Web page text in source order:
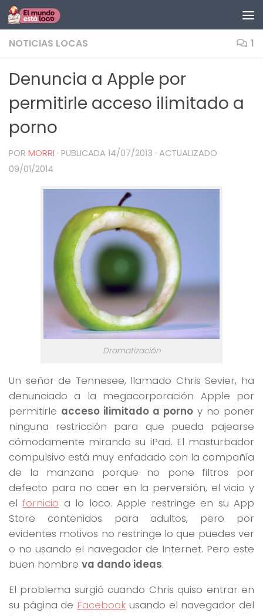
Saltar al contenido
NOTICIAS LOCAS 1
Denuncia a Apple por
permitirle acceso ilimitado a
porno
POR MORRI · PUBLICADA 14/07/2013 · ACTUALIZADO
09/01/2014
Dramatización
Un señor de Tennesee, llamado Chris Sevier, ha
denunciado a la megacorporación Apple por
permitirle acceso ilimitado a porno y no poner
ninguna restricción para que pueda pajearse
cómodamente mirando su iPad. El masturbador
compulsivo está muy enfadado con la compañía
de la manzana porque no pone filtros por
defecto para no caer en la perversión, el vicio y
elfornicio a lo loco. Apple restringe en su App
Store contenidos para adultos, pero por
evidentes motivos no restringe lo que puedes ver
o no usando el navegador de Internet. Pero este
buen hombre va dando ideas.
El problema surgió cuando Chris quiso entrar en
su página de Facebook usando el navegador del